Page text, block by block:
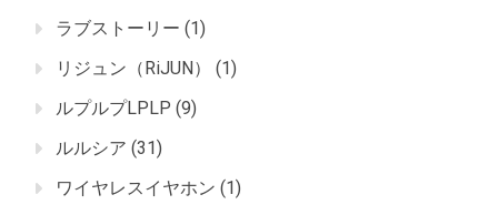
ラブストーリー (1)
リジュン（RiJUN）
(1)
ルプルプLPLP (9)
ルルシア (31)
ワイヤレスイヤホン (1)